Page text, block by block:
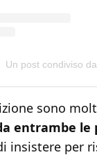
Un post condiviso
sono
entrambe le
insistere per